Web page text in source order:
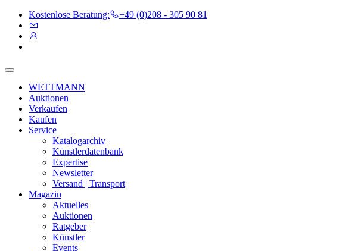
Kostenlose Beratung: +49 (0)208 - 305 90 81
WETTMANN
Auktionen
Verkaufen
Kaufen
Service
Katalogarchiv
Künstlerdatenbank
Expertise
Newsletter
Versand | Transport
Magazin
Aktuelles
Auktionen
Ratgeber
Künstler
Events